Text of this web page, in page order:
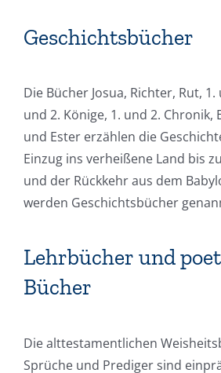
Geschichtsbücher
Die Bücher Josua, Richter, Rut, 1.
und 2. Könige, 1. und 2. Chronik,
und Ester erzählen die
Einzug ins verheißene Land bis
und der Rückkehr aus dem
werden Geschichtsbücher
Lehrbücher und
Bücher
Die alttestamentlichen
Sprüche und Prediger sind